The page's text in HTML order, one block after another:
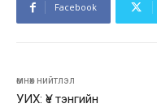
Facebook
өмнөх нийтлэл
УИХ: Үе тэнгийн